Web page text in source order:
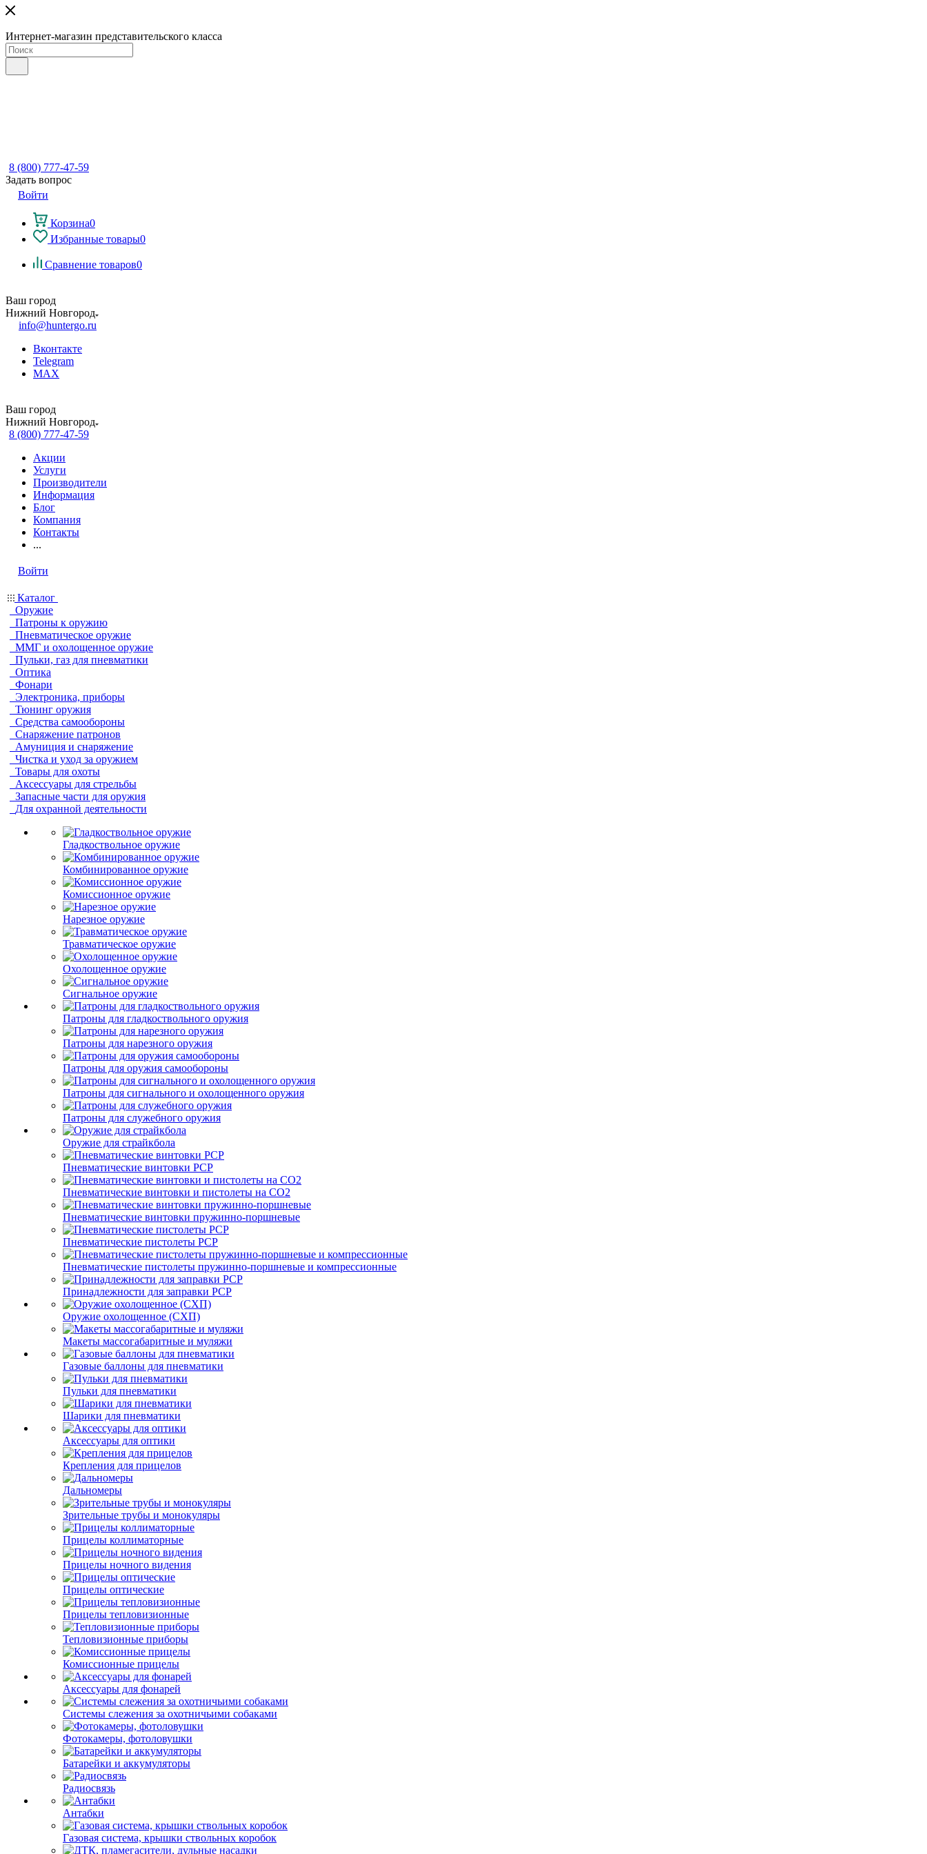
Интернет-магазин представительского класса
8 (800) 777-47-59
Задать вопрос
Войти
Корзина0
Избранные товары0
Сравнение товаров0
Ваш город
Нижний Новгород
info@huntergo.ru
Вконтакте
Telegram
MAX
Ваш город
Нижний Новгород
8 (800) 777-47-59
Акции
Услуги
Производители
Информация
Блог
Компания
Контакты
...
Войти
Каталог
Оружие
Патроны к оружию
Пневматическое оружие
ММГ и охолощенное оружие
Пульки, газ для пневматики
Оптика
Фонари
Электроника, приборы
Тюнинг оружия
Средства самообороны
Снаряжение патронов
Амуниция и снаряжение
Чистка и уход за оружием
Товары для охоты
Аксессуары для стрельбы
Запасные части для оружия
Для охранной деятельности
Гладкоствольное оружие
Комбинированное оружие
Комиссионное оружие
Нарезное оружие
Травматическое оружие
Охолощенное оружие
Сигнальное оружие
Патроны для гладкоствольного оружия
Патроны для нарезного оружия
Патроны для оружия самообороны
Патроны для сигнального и охолощенного оружия
Патроны для служебного оружия
Оружие для страйкбола
Пневматические винтовки PCP
Пневматические винтовки и пистолеты на CO2
Пневматические винтовки пружинно-поршневые
Пневматические пистолеты PCP
Пневматические пистолеты пружинно-поршневые и компрессионные
Принадлежности для заправки PCP
Оружие охолощенное (СХП)
Макеты массогабаритные и муляжи
Газовые баллоны для пневматики
Пульки для пневматики
Шарики для пневматики
Аксессуары для оптики
Крепления для прицелов
Дальномеры
Зрительные трубы и монокуляры
Прицелы коллиматорные
Прицелы ночного видения
Прицелы оптические
Прицелы тепловизионные
Тепловизионные приборы
Комиссионные прицелы
Аксессуары для фонарей
Системы слежения за охотничьими собаками
Фотокамеры, фотоловушки
Батарейки и аккумуляторы
Радиосвязь
Антабки
Газовая система, крышки ствольных коробок